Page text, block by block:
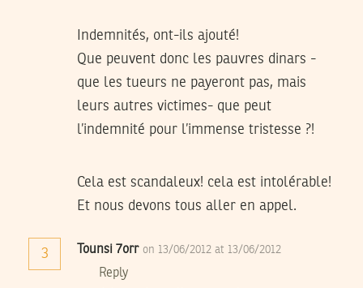
Indemnités, ont-ils ajouté!
Que peuvent donc les pauvres dinars -
que les tueurs ne payeront pas, mais
leurs autres victimes- que peut
l’indemnité pour l’immense tristesse ?!
Cela est scandaleux! cela est intolérable!
Et nous devons tous aller en appel.
3 Tounsi 7orr on 13/06/2012 at 13/06/2012
Reply